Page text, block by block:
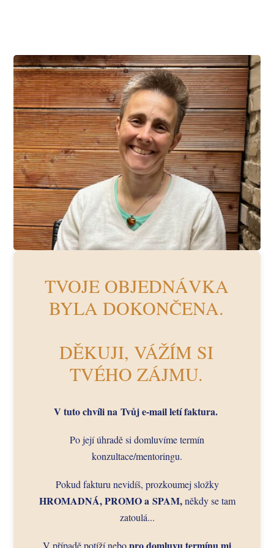
TVOJE OBJEDNÁVKA
BYLA DOKONČENA.
DĚKUJI, VÁŽÍM SI
TVÉHO ZÁJMU.
V tuto chvíli na Tvůj e-mail letí faktura.
Po její úhradě si domluvíme termín
konzultace/mentoringu.
Pokud fakturu nevidíš, prozkoumej složky
HROMADNÁ, PROMO a SPAM,někdy se tam
zatoulá...
V případě potíží nebo